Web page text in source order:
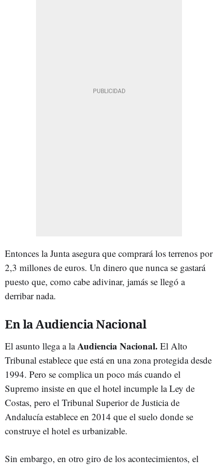
Entonces la Junta asegura que comprará los terrenos por
2,3 millones de euros. Un dinero que nunca se gastará
puesto que, como cabe adivinar, jamás se llegó a
derribar nada.
En la Audiencia Nacional
El asunto llega a laAudiencia Nacional. El Alto
Tribunal establece que está en una zona protegida desde
1994. Pero se complica un poco más cuando el
Supremo insiste en que el hotel incumple la Ley de
Costas, pero el Tribunal Superior de Justicia de
Andalucía establece en 2014 que el suelo donde se
construye el hotel es urbanizable.
Sin embargo, en otro giro de los acontecimientos, el